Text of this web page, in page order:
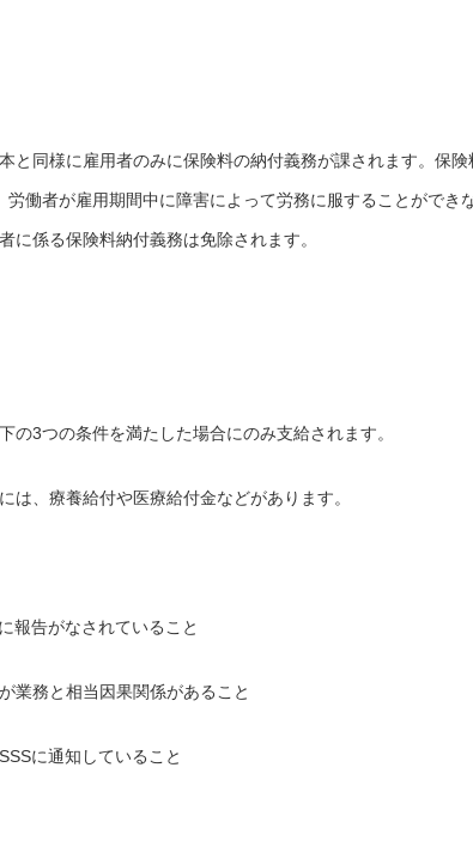
と同様に雇用者のみに保険料の納付義務が課されます。保
働者が雇用期間中に障害によって労務に服することができ
に係る保険料納付義務は免除されます。
の3つの条件を満たした場合にのみ支給されます。
は、療養給付や医療給付金などがあります。
報告がなされていること
業務と相当因果関係があること
に通知していること